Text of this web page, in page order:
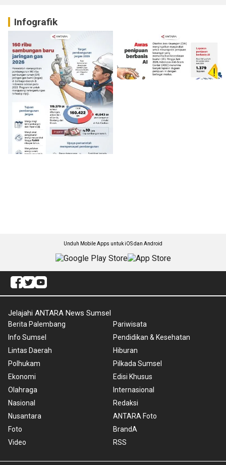
Infografik
Unduh Mobile Apps untuk iOS dan Android
Jelajahi ANTARA News Sumsel
Berita Palembang
Info Sumsel
Lintas Daerah
Polhukam
Ekonomi
Olahraga
Nasional
Nusantara
Foto
Video
Pariwisata
Pendidikan & Kesehatan
Hiburan
Pilkada Sumsel
Edisi Khusus
Internasional
Redaksi
ANTARA Foto
BrandA
RSS